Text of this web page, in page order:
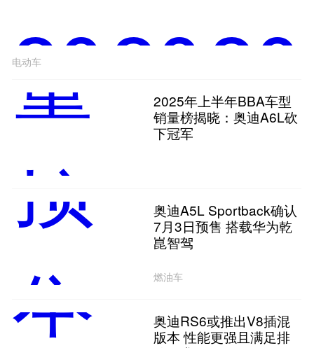
电动车
2025年上半年BBA车型
销量榜揭晓：奥迪A6L砍
下冠军
奥迪A5L Sportback确认
7月3日预售 搭载华为乾
崑智驾
燃油车
奥迪RS6或推出V8插混
版本 性能更强且满足排